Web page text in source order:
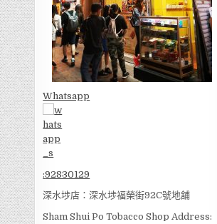
Whatsapp
:92830129
深水埗店：深水埗福榮街92C號地舖
Sham Shui Po Tobacco Shop Address: